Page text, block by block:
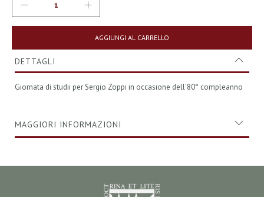
AGGIUNGI AL CARRELLO
DETTAGLI
Giornata di studii per Sergio Zoppi in occasione dell'80° compleanno
MAGGIORI INFORMAZIONI